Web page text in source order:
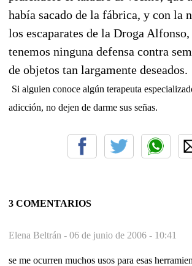
había sacado de la fábrica, y con la
los escaparates de la Droga Alfonso,
tenemos ninguna defensa contra
de objetos tan largamente deseados.
Si alguien conoce algún terapeuta
adicción, no dejen de darme sus señas.
3 COMENTARIOS
Elena Beltrán - 06 de junio de 2006 - 10:41
se me ocurren muchos usos para esas